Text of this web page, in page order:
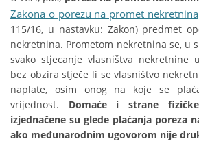
Zakona o porezu na promet nekretnina
115/16, u nastavku: Zakon) predmet
nekretnina. Prometom nekretnina se, u
svako stjecanje vlasništva nekretnine
bez obzira stječe li se vlasništvo
naplate, osim onog na koje se
vrijednost. Domaće i strane
izjednačene su glede plaćanja poreza
ako međunarodnim ugovorom nije